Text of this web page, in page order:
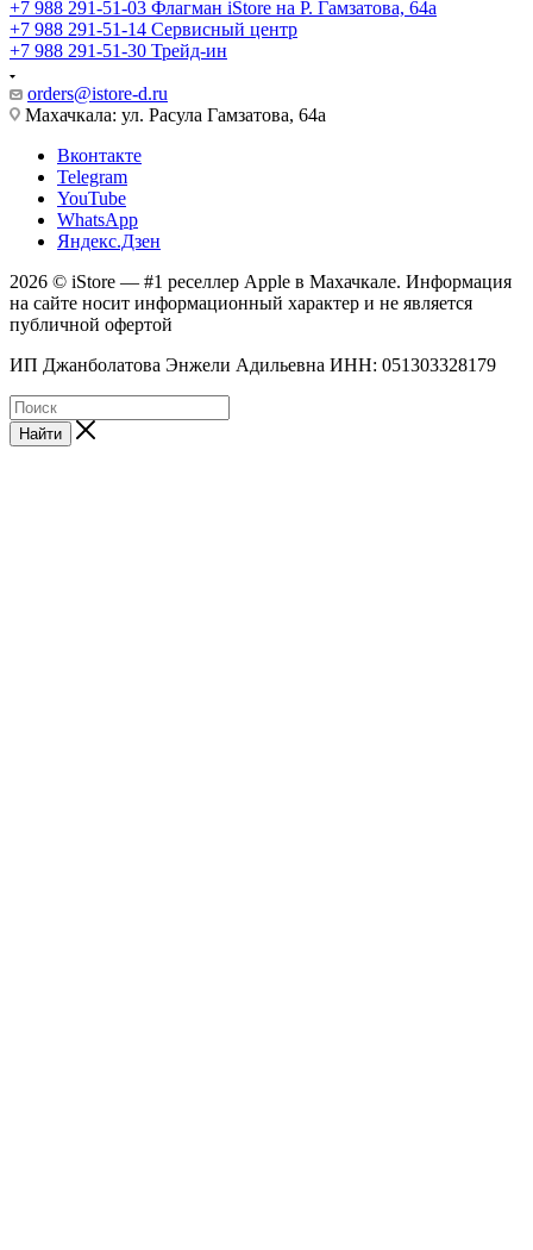
+7 988 291-51-03 Флагман iStore на Р. Гамзатова, 64а
+7 988 291-51-14 Сервисный центр
+7 988 291-51-30 Трейд-ин
orders@istore-d.ru
Махачкала: ул. Расула Гамзатова, 64а
Вконтакте
Telegram
YouTube
WhatsApp
Яндекс.Дзен
2026 © iStore — #1 реселлер Apple в Махачкале. Информация
на сайте носит информационный характер и не является
публичной офертой
ИП Джанболатова Энжели Адильевна ИНН: 051303328179
Найти